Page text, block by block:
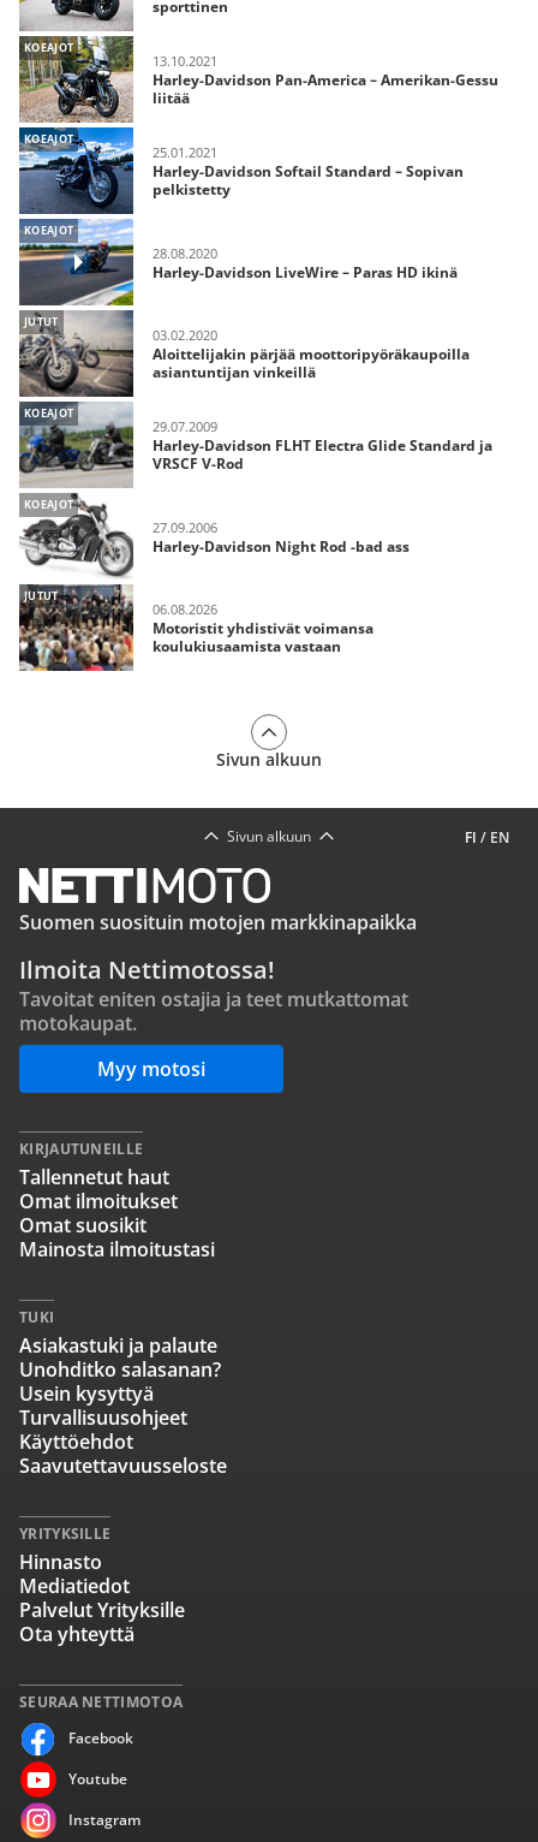
sporttinen
KOEAJOT
13.10.2021
Harley-Davidson Pan-America – Amerikan-Gessu
liitää
KOEAJOT
25.01.2021
Harley-Davidson Softail Standard – Sopivan
pelkistetty
KOEAJOT
28.08.2020
Harley-Davidson LiveWire – Paras HD ikinä
JUTUT
03.02.2020
Aloittelijakin pärjää moottoripyöräkaupoilla
asiantuntijan vinkeillä
KOEAJOT
29.07.2009
Harley-Davidson FLHT Electra Glide Standard ja
VRSCF V-Rod
KOEAJOT
27.09.2006
Harley-Davidson Night Rod -bad ass
JUTUT
06.08.2026
Motoristit yhdistivät voimansa
koulukiusaamista vastaan
Sivun alkuun
FI / EN
Sivun alkuun
Suomen suosituin motojen markkinapaikka
Ilmoita Nettimotossa!
Tavoitat eniten ostajia ja teet mutkattomat
motokaupat.
Myy motosi
SEURAA NETTIMOTOA
Facebook
Youtube
Instagram
KIRJAUTUNEILLE
Tallennetut haut
Omat ilmoitukset
Omat suosikit
Mainosta ilmoitustasi
TUKI
Asiakastuki ja palaute
Unohditko salasanan?
Usein kysyttyä
Turvallisuusohjeet
Käyttöehdot
Saavutettavuusseloste
YRITYKSILLE
Hinnasto
Mediatiedot
Palvelut Yrityksille
Ota yhteyttä